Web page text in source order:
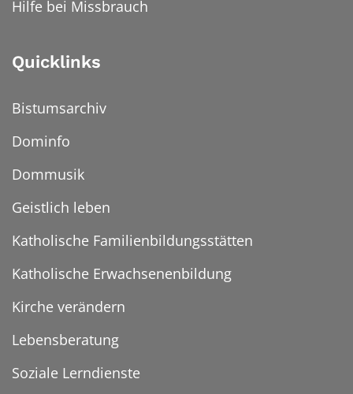
Hilfe bei Missbrauch
Quicklinks
Bistumsarchiv
Dominfo
Dommusik
Geistlich leben
Katholische Familienbildungsstätten
Katholische Erwachsenenbildung
Kirche verändern
Lebensberatung
Soziale Lerndienste